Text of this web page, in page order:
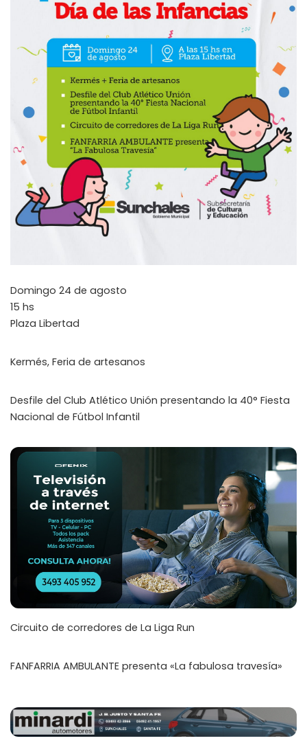
Domingo 24 de agosto
15 hs
Plaza Libertad
Kermés, Feria de artesanos
Desfile del Club Atlético Unión presentando la 40° Fiesta
Nacional de Fútbol Infantil
Circuito de corredores de La Liga Run
FANFARRIA AMBULANTE presenta «La fabulosa travesía»